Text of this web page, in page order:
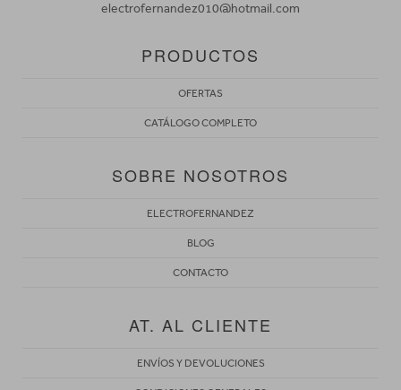
electrofernandez010@hotmail.com
PRODUCTOS
OFERTAS
CATÁLOGO COMPLETO
SOBRE NOSOTROS
ELECTROFERNANDEZ
BLOG
CONTACTO
AT. AL CLIENTE
ENVÍOS Y DEVOLUCIONES